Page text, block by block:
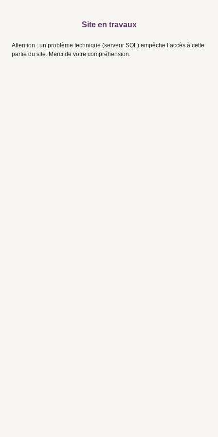
Site en travaux
Attention : un problème technique (serveur SQL) empêche l’accès à cette
partie du site. Merci de votre compréhension.